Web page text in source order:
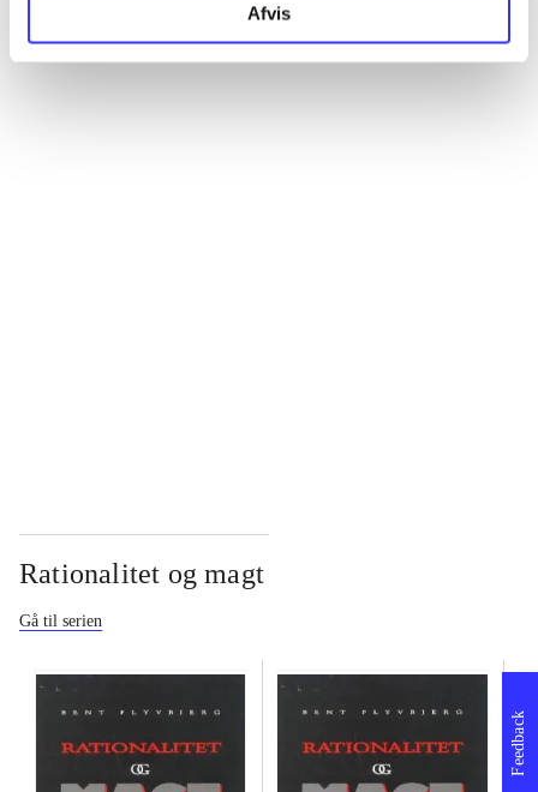
Afvis
Alle registrerede artikler fordelt på udgivelser
Rationalitet og magt
Gå til serien
Feedback